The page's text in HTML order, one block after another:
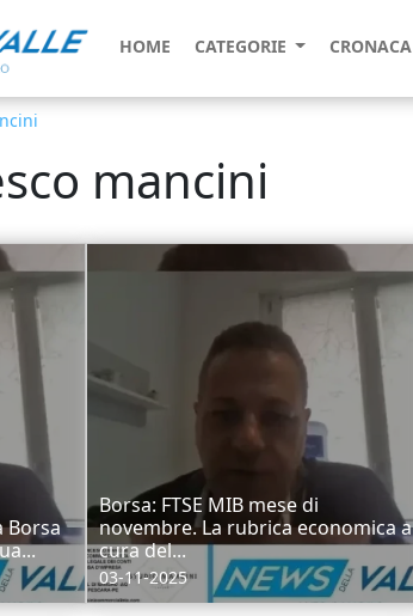
HOME CATEGORIE CRONACA
mancini
Borsa
Borsa: FTSE MIB mese di
novembre. La rubrica economica a
cura del...
03-11-2025